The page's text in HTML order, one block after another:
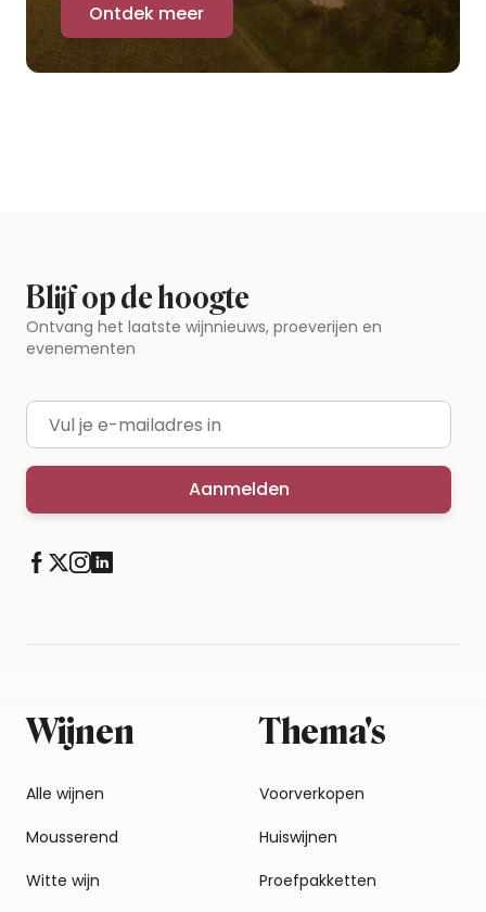
Ontdek meer
Blijf op de hoogte
Ontvang het laatste wijnnieuws, proeverijen en
evenementen
E-mailadres
Aanmelden
Wijnen
Alle wijnen
Mousserend
Witte wijn
Thema's
Voorverkopen
Huiswijnen
Proefpakketten